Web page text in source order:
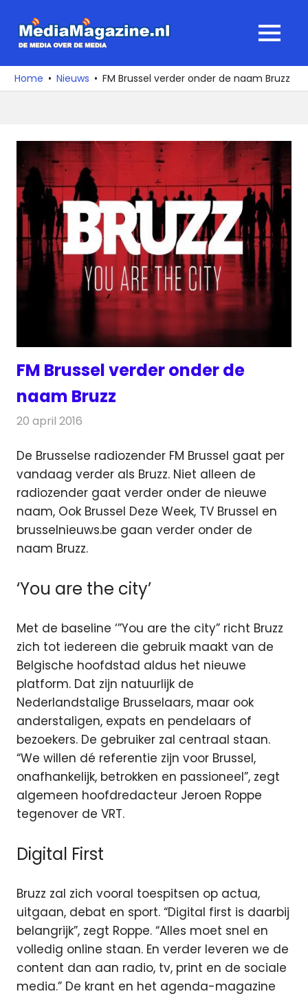
naar
media
over
MENU
Home Nieuws FM Brussel verder onder de naam Bruzz
FM Brussel verder onder de
naam Bruzz
20 april 2016
De Brusselse radiozender FM Brussel gaat per
vandaag verder als Bruzz. Niet alleen de
radiozender gaat verder onder de nieuwe
naam, Ook Brussel Deze Week, TV Brussel en
brusselnieuws.be gaan verder onder de
naam Bruzz.
‘You are the city’
Met de baseline ‘”You are the city” richt Bruzz
zich tot iedereen die gebruik maakt van de
Belgische hoofdstad aldus het nieuwe
platform. Dat zijn natuurlijk de
Nederlandstalige Brusselaars, maar ook
anderstaligen, expats en pendelaars of
bezoekers. De gebruiker zal centraal staan.
“We willen dé referentie zijn voor Brussel,
onafhankelijk, betrokken en passioneel”, zegt
algemeen hoofdredacteur Jeroen Roppe
tegenover de VRT.
Digital First
Bruzz zal zich vooral toespitsen op actua,
uitgaan, debat en sport. “Digital first is daarbij
belangrijk”, zegt Roppe. “Alles moet snel en
volledig online staan. En verder leveren we de
content dan aan radio, tv, print en de sociale
media.” De krant en het agenda-magazine